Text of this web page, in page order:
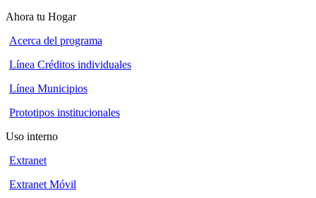
Ahora tu Hogar
Acerca del programa
Línea Créditos individuales
Línea Municipios
Prototipos institucionales
Uso interno
Extranet
Extranet Móvil